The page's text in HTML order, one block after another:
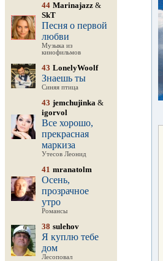
44 Marinajazz &
SkT
Песня о первой
любви
Музыка из
кинофильмов
43 LonelyWoolf
Знаешь ты
Синяя птица
43 jemchujinka &
igorvol
Все хорошо,
прекрасная
маркиза
Утесов Леонид
41 mranatolm
Осень,
прозрачное
утро
Романсы
38 sulehov
Я куплю тебе
дом
Лесоповал